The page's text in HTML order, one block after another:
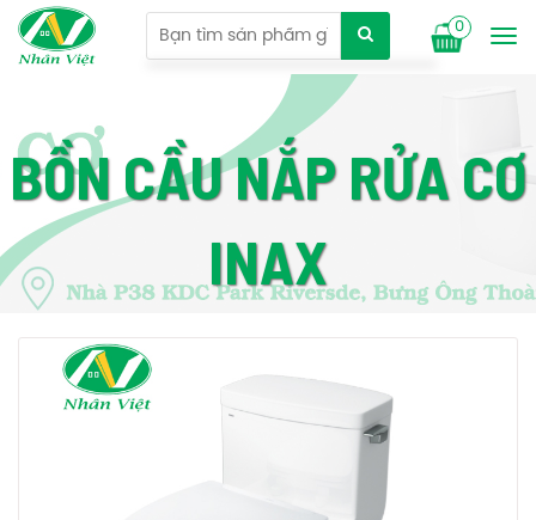
0
BỒN CẦU NẮP RỬA CƠ
INAX